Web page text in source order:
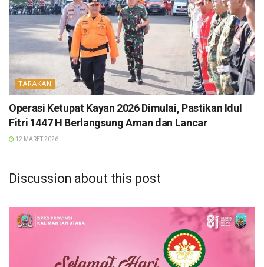
TARAKAN
Operasi Ketupat Kayan 2026 Dimulai, Pastikan Idul
Fitri 1447 H Berlangsung Aman dan Lancar
12 MARET 2026
Discussion about this post